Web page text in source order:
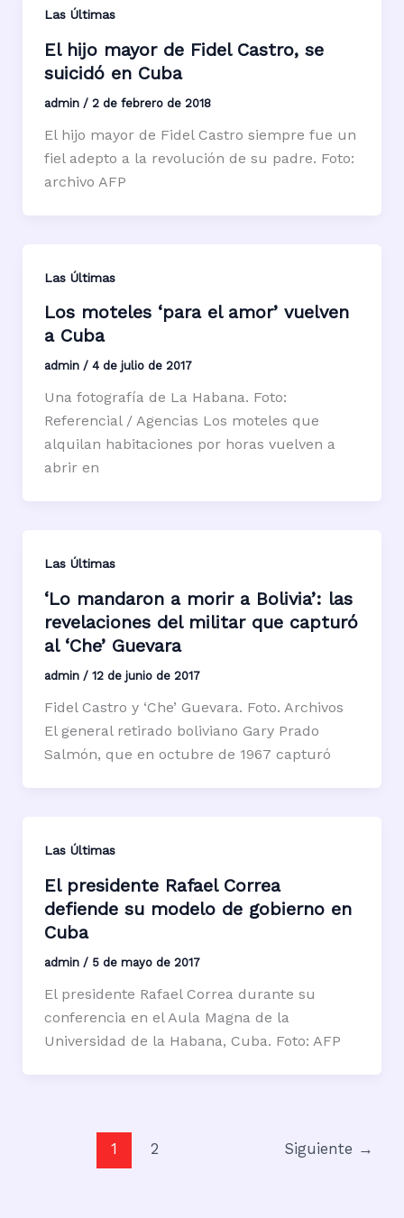
Las Últimas
El hijo mayor de Fidel Castro, se
suicidó en Cuba
admin / 2 de febrero de 2018
El hijo mayor de Fidel Castro siempre fue un
fiel adepto a la revolución de su padre. Foto:
archivo AFP
Las Últimas
Los moteles ‘para el amor’ vuelven
a Cuba
admin / 4 de julio de 2017
Una fotografía de La Habana. Foto:
Referencial / Agencias Los moteles que
alquilan habitaciones por horas vuelven a
abrir en
Las Últimas
‘Lo mandaron a morir a Bolivia’: las
revelaciones del militar que capturó
al ‘Che’ Guevara
admin / 12 de junio de 2017
Fidel Castro y ‘Che’ Guevara. Foto. Archivos
El general retirado boliviano Gary Prado
Salmón, que en octubre de 1967 capturó
Las Últimas
El presidente Rafael Correa
defiende su modelo de gobierno en
Cuba
admin / 5 de mayo de 2017
El presidente Rafael Correa durante su
conferencia en el Aula Magna de la
Universidad de la Habana, Cuba. Foto: AFP
1 2 Siguiente →